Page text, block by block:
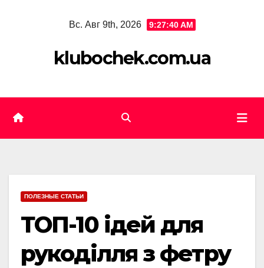
Вс. Авг 9th, 2026 9:27:41 AM
klubochek.com.ua
ПОЛЕЗНЫЕ СТАТЬИ
ТОП-10 ідей для
рукоділля з фетру